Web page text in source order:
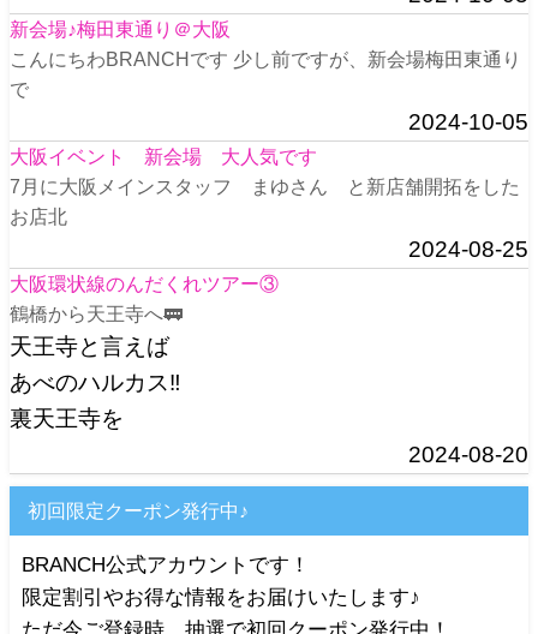
新会場♪梅田東通り＠大阪
こんにちわBRANCHです 少し前ですが、新会場梅田東通り
で
2024-10-05
大阪イベント 新会場 大人気です
7月に大阪メインスタッフ まゆさん と新店舗開拓をした
お店北
2024-08-25
大阪環状線のんだくれツアー③
鶴橋から天王寺へ🚃
天王寺と言えば
あべのハルカス‼️
裏天王寺を
2024-08-20
初回限定クーポン発行中♪
BRANCH公式アカウントです！
限定割引やお得な情報をお届けいたします♪
ただ今ご登録時、抽選で初回クーポン発行中！